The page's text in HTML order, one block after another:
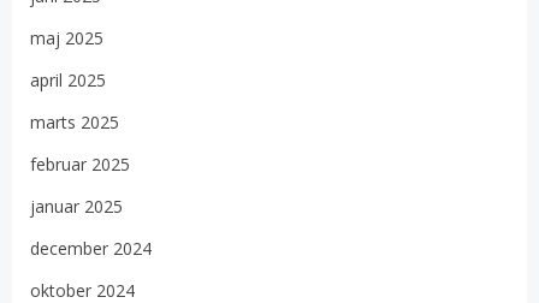
maj 2025
april 2025
marts 2025
februar 2025
januar 2025
december 2024
oktober 2024